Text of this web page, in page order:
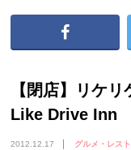
【閉店】リケ
Like Drive Inn
2012.12.17 グルメ・レス